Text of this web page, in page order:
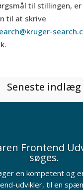
til stillingen,
til at skrive
Seneste indlæg
Frontend
søges.
en kompetent og
udvikler, til en